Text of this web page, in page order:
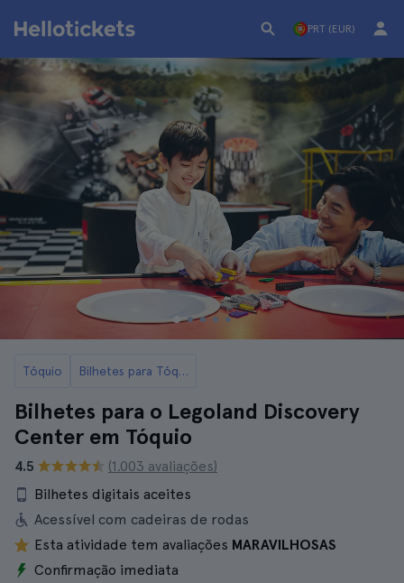
PRT (EUR)
Tóquio Bilhetes para Tóquio
Bilhetes para o Legoland Discovery
Center em Tóquio
4.5
(1.003 avaliações)
Bilhetes digitais aceites
Acessível com cadeiras de rodas
Esta atividade tem avaliações MARAVILHOSAS
Confirmação imediata